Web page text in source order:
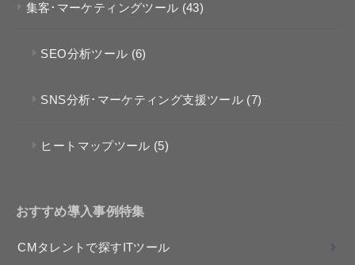
集客･マーケティングツール (43)
SEO分析ツール (6)
SNS分析･マーケティング支援ツール (7)
ヒートマップツール (5)
おすすめ導入事例特集
CMタレントで探すITツール